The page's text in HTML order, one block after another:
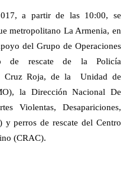
a partir de las 10:00, se
metropolitano La Armenia, en
del Grupo de Operaciones
de rescate de la Policía
Cruz Roja, de la
Unidad de
la Dirección Nacional De
Violentas, Desapariciones,
y perros de rescate del Centro
(CRAC).